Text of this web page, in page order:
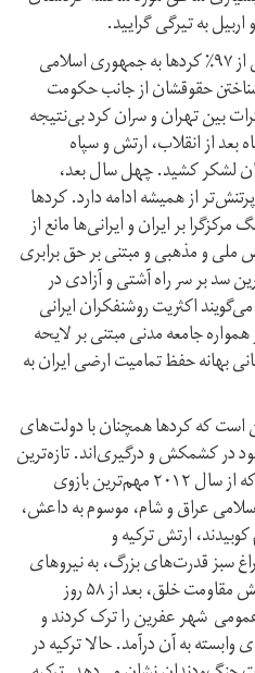
به تیرگی گرایید.
در ایران پس از انقلاب ۱۳۵۷، بیش از ۹۷٪ کردها به جمهوری اسلامی
حقوقشان از جانب حکومت
بین تهران و سران کرد بی‌نتیجه
از شش ماه بعد از انقلاب، ارتش و سپاه
لشکر کشید. چهل سال بعد،
از همیشه ادامه دارد. کردها
بر ایران و ایرانی‌ها مانع از
ملی و مذهبی و مبتنی بر حق برابری
سد بر سر راه آشتی و آزادی در
اکثریت روشنفکران ایرانی
جامعه مدنی مبتنی بر لایحه
بهانه حفظ تمامیت ارضی ایران به
است که کردها همچنان با دولت‌های
در کشمکش و درگیری‌اند. تازه‌ترین
نمونه‌اش کردهای شمال سوریه‌اند که از سال ٢٠١٢ مهم‌ترین بازوی
عراق و شام، موسوم به داعش،
ارتش ترکیه و
سبز قدرت‌های بزرگ، به نیروهای
کرد منطقە عفرین یورش بردند. جنبش مقاومت خلق، بعد از ۵۸ روز
شهر عفرین را ترک کردند و
به آن درآمد. حالا ترکیه در